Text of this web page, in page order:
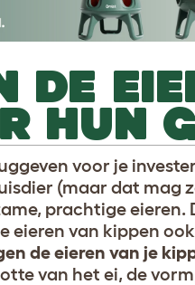
DE
HUN
voor je
(maar dat mag
prachtige eieren.
eieren van kippen
de eieren van je
van het ei, de